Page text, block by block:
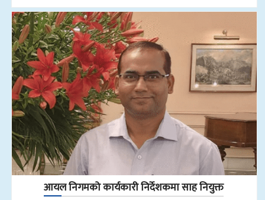
आयल निगमको कार्यकारी निर्देशकमा साह नियुक्त